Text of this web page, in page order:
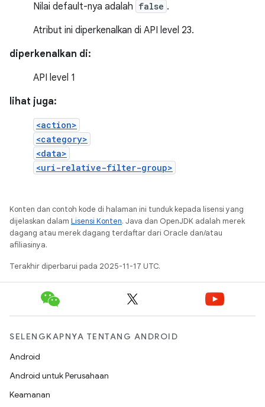
Nilai default-nya adalah false .
Atribut ini diperkenalkan di API level 23.
diperkenalkan di:
API level 1
lihat juga:
<action>
<category>
<data>
<uri-relative-filter-group>
Konten dan contoh kode di halaman ini tunduk kepada lisensi yang
dijelaskan dalam Lisensi Konten. Java dan OpenJDK adalah merek
dagang atau merek dagang terdaftar dari Oracle dan/atau
afiliasinya.
Terakhir diperbarui pada 2025-11-17 UTC.
SELENGKAPNYA TENTANG ANDROID
Android
Android untuk Perusahaan
Keamanan